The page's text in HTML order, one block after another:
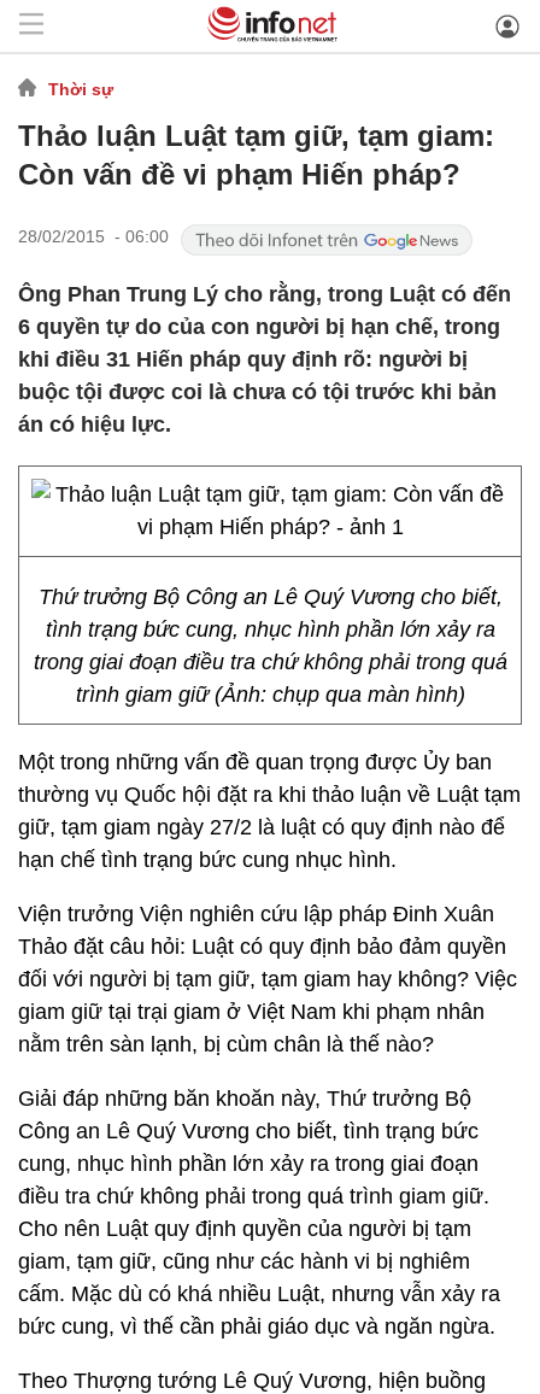
Thời sự
Thảo luận Luật tạm giữ, tạm giam:
Còn vấn đề vi phạm Hiến pháp?
28/02/2015 - 06:00
Ông Phan Trung Lý cho rằng, trong Luật có đến
6 quyền tự do của con người bị hạn chế, trong
khi điều 31 Hiến pháp quy định rõ: người bị
buộc tội được coi là chưa có tội trước khi bản
án có hiệu lực.
Thứ trưởng Bộ Công an Lê Quý Vương cho biết,
tình trạng bức cung, nhục hình phần lớn xảy ra
trong giai đoạn điều tra chứ không phải trong quá
trình giam giữ (Ảnh: chụp qua màn hình)
Một trong những vấn đề quan trọng được Ủy ban
thường vụ Quốc hội đặt ra khi thảo luận về Luật tạm
giữ, tạm giam ngày 27/2 là luật có quy định nào để
hạn chế tình trạng bức cung nhục hình.
Viện trưởng Viện nghiên cứu lập pháp Đinh Xuân
Thảo đặt câu hỏi: Luật có quy định bảo đảm quyền
đối với người bị tạm giữ, tạm giam hay không? Việc
giam giữ tại trại giam ở Việt Nam khi phạm nhân
nằm trên sàn lạnh, bị cùm chân là thế nào?
Giải đáp những băn khoăn này, Thứ trưởng Bộ
Công an Lê Quý Vương cho biết, tình trạng bức
cung, nhục hình phần lớn xảy ra trong giai đoạn
điều tra chứ không phải trong quá trình giam giữ.
Cho nên Luật quy định quyền của người bị tạm
giam, tạm giữ, cũng như các hành vi bị nghiêm
cấm. Mặc dù có khá nhiều Luật, nhưng vẫn xảy ra
bức cung, vì thế cần phải giáo dục và ngăn ngừa.
Theo Thượng tướng Lê Quý Vương, hiện buồng